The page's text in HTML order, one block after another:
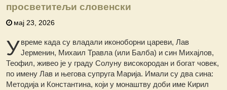
просветитељи словенски
мај 23, 2026
Увреме када су владали иконоборни цареви, Лав
Јерменин, Михаил Травла (или Балба) и син Михајлов,
Теофил, живео је у граду Солуну високородан и богат човек,
по имену Лав и његова супруга Марија. Имали су два сина:
Методија и Константина, који у монаштву доби име Кирил